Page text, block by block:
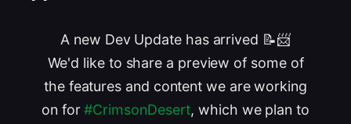
A new Dev Update has arrived 📝📨
We'd like to share a preview of some of
the features and content we are working
on for#CrimsonDesert, which we plan to